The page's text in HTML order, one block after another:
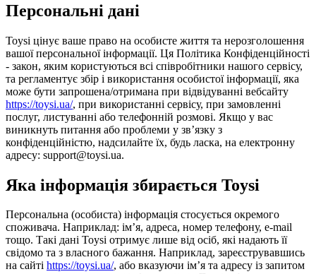
Персональні дані
Toysi цінує ваше право на особисте життя та нерозголошення
вашої персональної інформації. Ця Політика Конфіденційності
- закон, яким користуються всі співробітники нашого сервісу,
та регламентує збір і використання особистої інформації, яка
може бути запрошена/отримана при відвідуванні вебсайту
https://toysi.ua/, при використанні сервісу, при замовленні
послуг, листуванні або телефонній розмові. Якщо у вас
виникнуть питання або проблеми у зв’язку з
конфіденційністю, надсилайте їх, будь ласка, на електронну
адресу: support@toysi.ua.
Яка інформація збирається Toysi
Персональна (особиста) інформація стосується окремого
споживача. Наприклад: ім’я, адреса, номер телефону, e-mail
тощо. Такі дані Toysi отримує лише від осіб, які надають її
свідомо та з власного бажання. Наприклад, зареєструвавшись
на сайті https://toysi.ua/, або вказуючи ім’я та адресу із запитом